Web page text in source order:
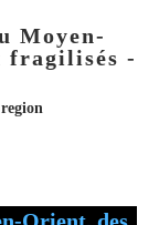
Moyen-
fragilisés -
region